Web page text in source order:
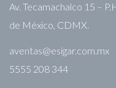
Av. Tecamachalco 15 –
de México, CDMX.
aventas@esigar.com.mx
5555 208 344